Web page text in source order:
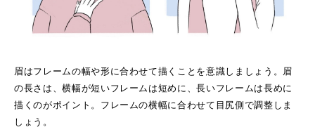
眉はフレームの幅や形に合わせて描くことを意識しましょう。眉
の長さは、横幅が短いフレームは短めに、長いフレームは長めに
描くのがポイント。フレームの横幅に合わせて目尻側で調整しま
しょう。